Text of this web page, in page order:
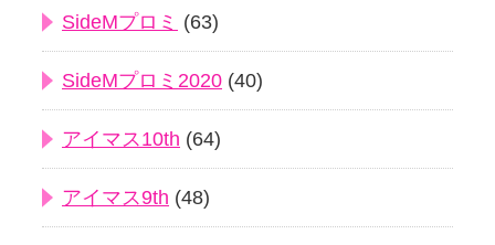
SideMプロミ (63)
SideMプロミ2020 (40)
アイマス10th (64)
アイマス9th (48)